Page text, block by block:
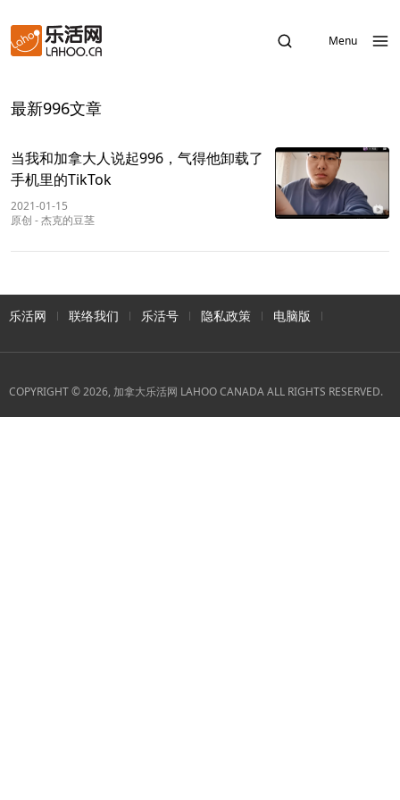
Menu
最新996文章
当我和加拿大人说起996，气得他卸载了
手机里的TikTok
2021-01-15
原创 -杰克的豆茎
乐活网 联络我们 乐活号 隐私政策 电脑版
COPYRIGHT © 2026, 加拿大乐活网 LAHOO CANADA ALL RIGHTS RESERVED.